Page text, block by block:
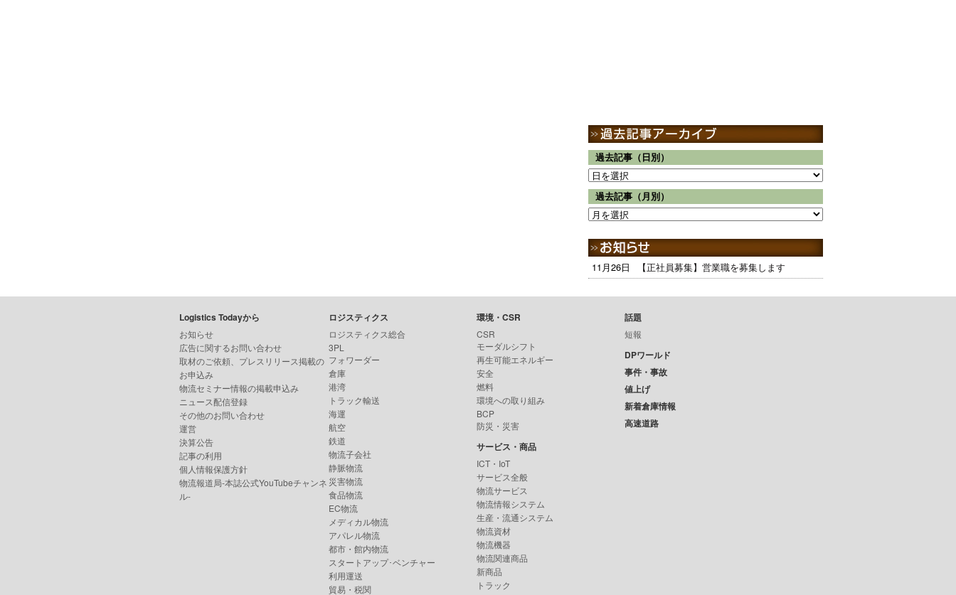
過去記事（日別）
過去記事（月別）
11月26日 【正社員募集】営業職を募集します
Logistics Todayから
お知らせ
広告に関するお問い合わせ
取材のご依頼、プレスリリース掲載の
お申込み
物流セミナー情報の掲載申込み
ニュース配信登録
その他のお問い合わせ
運営
決算公告
記事の利用
個人情報保護方針
物流報道局-本誌公式YouTubeチャンネ
ル-
ロジスティクス
ロジスティクス総合
3PL
フォワーダー
倉庫
港湾
トラック輸送
海運
航空
鉄道
物流子会社
静脈物流
災害物流
食品物流
EC物流
メディカル物流
アパレル物流
都市・館内物流
スタートアップ･ベンチャー
利用運送
貿易・税関
環境・CSR
CSR
モーダルシフト
再生可能エネルギー
安全
燃料
環境への取り組み
BCP
防災・災害
サービス・商品
ICT・IoT
サービス全般
物流サービス
物流情報システム
生産・流通システム
物流資材
物流機器
物流関連商品
新商品
トラック
話題
短報
DPワールド
事件・事故
値上げ
新着倉庫情報
高速道路